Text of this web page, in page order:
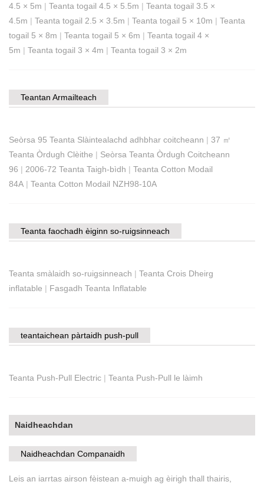
4.5 × 5m | Teanta togail 4.5 × 5.5m | Teanta togail 3.5 ×
4.5m | Teanta togail 2.5 × 3.5m | Teanta togail 5 × 10m | Teanta
togail 5 × 8m | Teanta togail 5 × 6m | Teanta togail 4 ×
5m | Teanta togail 3 × 4m | Teanta togail 3 × 2m
Teantan Armailteach
Seòrsa 95 Teanta Slàintealachd adhbhar coitcheann | 37 ㎡
Teanta Òrdugh Clèithe | Seòrsa Teanta Òrdugh Coitcheann
96 | 2006-72 Teanta Taigh-bìdh | Teanta Cotton Modail
84A | Teanta Cotton Modail NZH98-10A
Teanta faochadh èiginn so-ruigsinneach
Teanta smàlaidh so-ruigsinneach | Teanta Crois Dheirg
inflatable | Fasgadh Teanta Inflatable
teantaichean pàrtaidh push-pull
Teanta Push-Pull Electric | Teanta Push-Pull le làimh
Naidheachdan
Naidheachdan Companaidh
Leis an iarrtas airson fèistean a-muigh ag èirigh thall thairis,